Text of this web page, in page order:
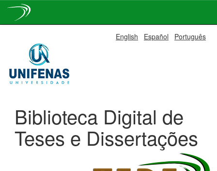
navigation
English Español Português
Biblioteca Digital de
Teses e Dissertações